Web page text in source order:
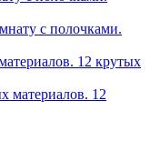
12 крутых